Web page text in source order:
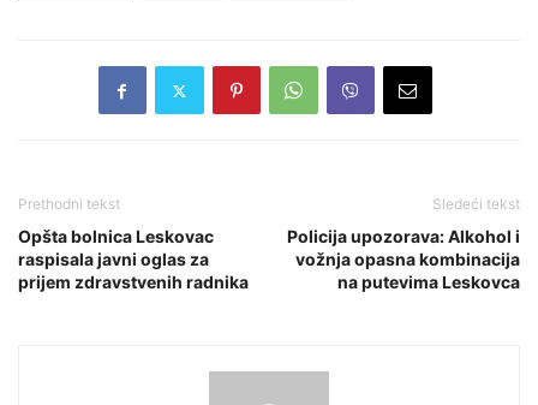
Prethodni tekst
Opšta bolnica Leskovac
raspisala javni oglas za
prijem zdravstvenih radnika
Sledeći tekst
Policija upozorava: Alkohol i
vožnja opasna kombinacija
na putevima Leskovca